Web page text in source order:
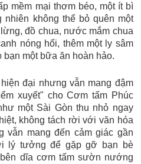
mềm mại thơm béo, một ít bì
không thể bỏ quên một
đồ chua, nước mắm chua
nóng hổi, thêm một ly sâm
một bữa ăn hoàn hảo.
đại nhưng vẫn mang đậm
xuyết" cho Cơm tấm Phúc
một Sài Gòn thu nhỏ ngay
không tách rời với văn hóa
vẫn mang đến cảm giác gần
lý tưởng để gặp gỡ bạn bè
dĩa cơm tấm sườn nướng